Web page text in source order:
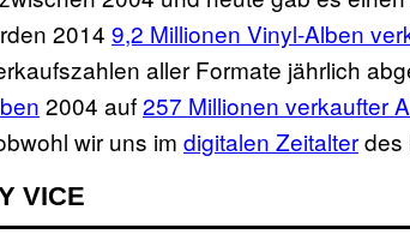
2014 9,2 Millionen Vinyl-Alben
aller Formate jährlich
2004 auf257 Millionen verkaufter
wir uns im digitalen Zeitalterdes
VICE